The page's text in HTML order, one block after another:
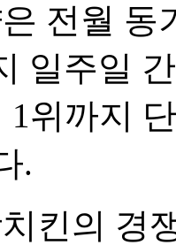
전월 동
일주일
1위까지
.
킨의 경